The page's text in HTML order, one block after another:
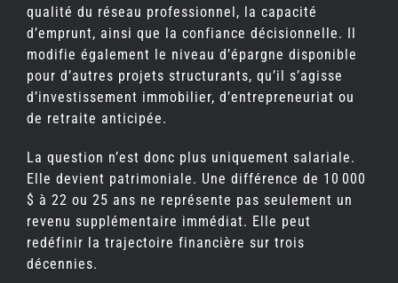
qualité du réseau professionnel, la capacité
d’emprunt, ainsi que la confiance décisionnelle. Il
modifie également le niveau d’épargne disponible
pour d’autres projets structurants, qu’il s’agisse
d’investissement immobilier, d’entrepreneuriat ou
de retraite anticipée.
La question n’est donc plus uniquement salariale.
Elle devient patrimoniale. Une différence de 10 000
$ à 22 ou 25 ans ne représente pas seulement un
revenu supplémentaire immédiat. Elle peut
redéfinir la trajectoire financière sur trois
décennies.